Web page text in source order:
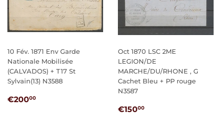
10 Fév. 1871 Env Garde
Nationale Mobilisée
(CALVADOS) + T17 St
Sylvain(13) N3588
PRIX
€20000
Oct 1870 LSC 2ME
LEGION/DE
MARCHE/DU/RHONE , G
Cachet Bleu + PP rouge
N3587
PRIX
€15000